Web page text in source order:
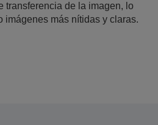
transferencia de la imagen, lo
imágenes más nítidas y claras.